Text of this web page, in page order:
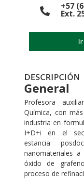
+57
Ext.
DESCRIPCIÓN
General
Profesora
Química, con
industria en
I+D+i en el
estancia
nanomateriales
óxido de
proceso de